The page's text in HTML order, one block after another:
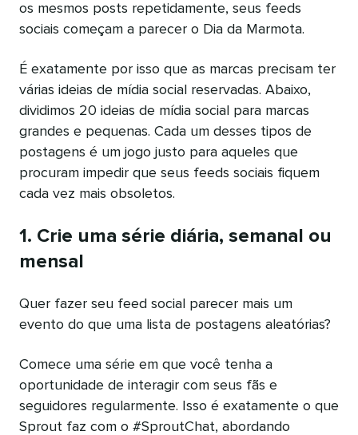
os mesmos posts repetidamente, seus feeds
sociais começam a parecer o Dia da Marmota.
É exatamente por isso que as marcas precisam ter
várias ideias de mídia social reservadas. Abaixo,
dividimos 20 ideias de mídia social para marcas
grandes e pequenas. Cada um desses tipos de
postagens é um jogo justo para aqueles que
procuram impedir que seus feeds sociais fiquem
cada vez mais obsoletos.
1. Crie uma série diária, semanal ou
mensal
Quer fazer seu feed social parecer mais um
evento do que uma lista de postagens aleatórias?
Comece uma série em que você tenha a
oportunidade de interagir com seus fãs e
seguidores regularmente. Isso é exatamente o que
Sprout faz com o #SproutChat, abordando